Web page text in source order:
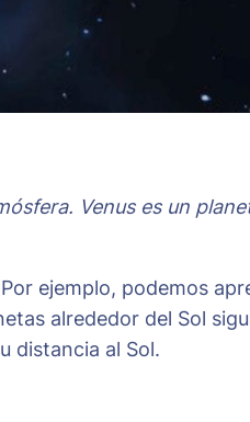
Venus es un
ejemplo, podemos
alrededor del Sol
distancia al Sol.